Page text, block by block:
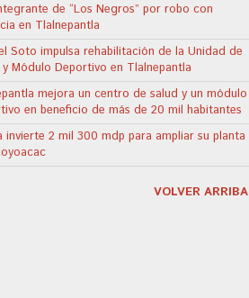
de “Los Negros” por robo con
en Tlalnepantla
Soto impulsa rehabilitación de la Unidad de
Módulo Deportivo en Tlalnepantla
mejora un centro de salud y un módulo
en beneficio de más de 20 mil habitantes
invierte 2 mil 300 mdp para ampliar su planta
VOLVER ARRIBA